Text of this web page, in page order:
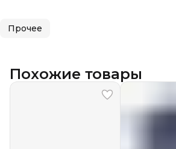
Прочее
Похожие товары